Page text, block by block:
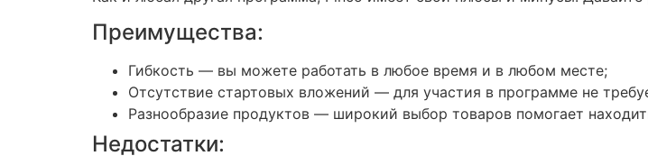
Преимущества:
Гибкость — вы можете работать в любое время и в любом месте;
Отсутствие стартовых вложений — для участия в программе не
Разнообразие продуктов — широкий выбор товаров помогает
Недостатки: